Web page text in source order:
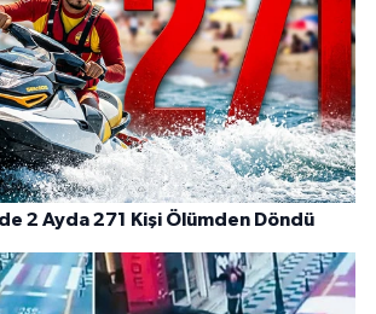
2 Ayda 271 Kişi Ölümden Döndü